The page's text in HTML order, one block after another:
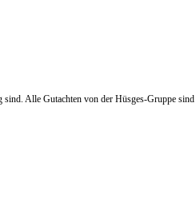
Alle Gutachten von der Hüsges-Gruppe sind